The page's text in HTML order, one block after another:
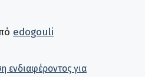
edogouli
ενδιαφέροντος για